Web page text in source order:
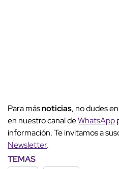
Para másnoticias, no dudes
en nuestro canal deWhatsApp
información. Te invitamos a
Newsletter.
TEMAS